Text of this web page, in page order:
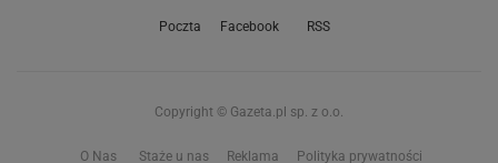
Poczta Facebook RSS
Copyright © Gazeta.pl sp. z o.o.
O Nas Staże u nas Reklama Polityka prywatności